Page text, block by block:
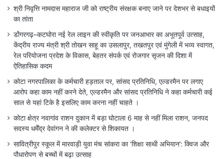
श्री निवृत्ति नामदास महाराज जी को राष्ट्रीय संरक्षक बनाए जाने पर देशभर से बधाइयों
का तांता
डोंगरगढ़–कटघोरा नई रेल लाइन की स्वीकृति पर जनआभार का अभूतपूर्व उत्साह,
केंद्रीय राज्य मंत्री श्री तोखन साहू का उसलापुर, तखतपुर एवं मुंगेली में भव्य स्वागत,
रेल परियोजना प्रदेश के विकास, बेहतर संपर्क एवं रोजगार सृजन की दिशा में
ऐतिहासिक कदम
कोटा नगरपालिका के कर्मचारी हड़ताल पर, सांसद प्रतिनिधि, एल्डरमैन पर लगाए
आरोप कहा काम नहीं करने देते, एल्डरमैन और सांसद प्रतिनिधि ने कहा कर्मचारी कई
साल से यहां टिके है इसलिए काम करना नहीं चाहते ।
कोटा क्षेत्र नवागांव राशन दुकान में बड़ा घोटाला 6 माह से नहीं मिला राशन, जनपद
सदस्य धर्मेंद्र देवांगन ने की कलेक्टर से शिकायत ।
सावित्रीपुर स्कूल में मारवाड़ी युवा मंच सांकरा का ‘शिक्षा साथी अभियान’: क्विज और
पौधारोपण से बच्चों में बढ़ा उत्साह